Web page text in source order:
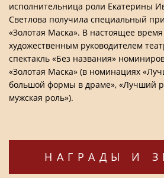
исполнительница роли Екатерины
Светлова получила специальный
«Золотая Маска». В настоящее время
художественным руководителем
спектакль «Без названия»
«Золотая Маска» (в номинациях
большой формы в драме», «Лучший
мужская роль»).
НАГРАДЫ И